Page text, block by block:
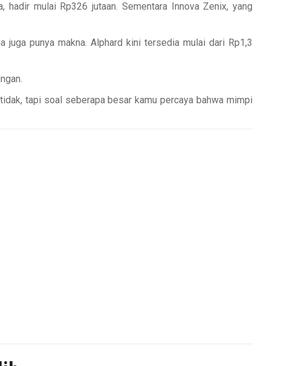
mulai Rp326 jutaan. Sementara Innova Zenix, yang
juga punya makna. Alphard kini tersedia mulai dari Rp1,3
tapi soal seberapa besar kamu percaya bahwa mimpi